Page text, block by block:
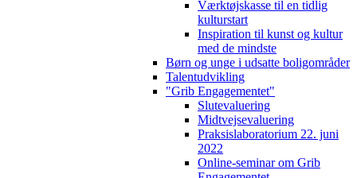
Værktøjskasse til en tidlig
kulturstart
Inspiration til kunst og kultur
med de mindste
Børn og unge i udsatte boligområder
Talentudvikling
"Grib Engagementet"
Slutevaluering
Midtvejsevaluering
Praksislaboratorium 22. juni
2022
Online-seminar om Grib